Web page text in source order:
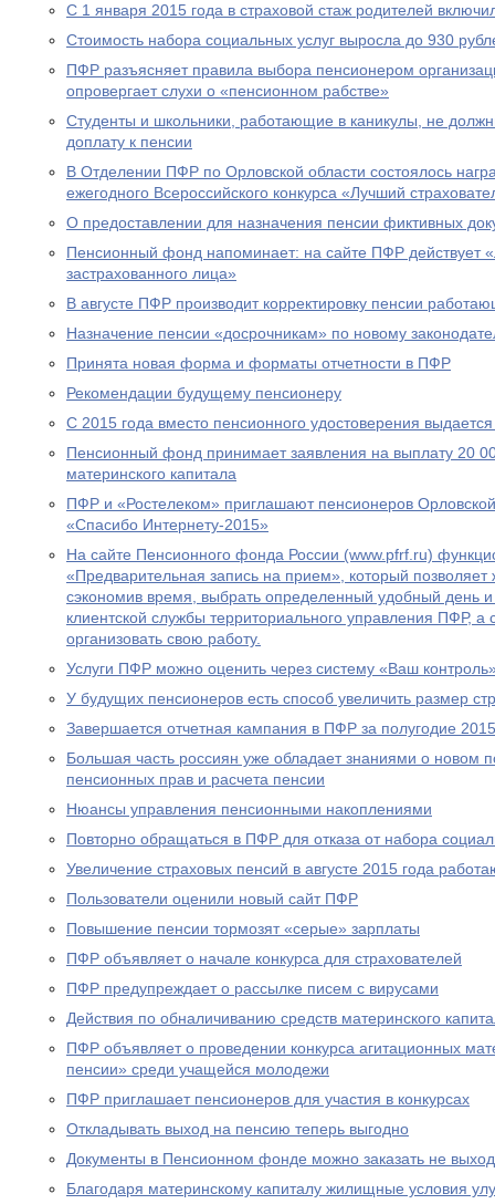
С 1 января 2015 года в страховой стаж родителей
Стоимость набора социальных услуг выросла до 930
ПФР разъясняет правила выбора пенсионером
опровергает слухи о «пенсионном рабстве»
Студенты и школьники, работающие в каникулы, не
доплату к пенсии
В Отделении ПФР по Орловской области состоялось
ежегодного Всероссийского конкурса «Лучший
О предоставлении для назначения пенсии фиктивных
Пенсионный фонд напоминает: на сайте ПФР действует
застрахованного лица»
В августе ПФР производит корректировку пенсии
Назначение пенсии «досрочникам» по новому
Принята новая форма и форматы отчетности в ПФР
Рекомендации будущему пенсионеру
С 2015 года вместо пенсионного удостоверения выдается
Пенсионный фонд принимает заявления на выплату 20
материнского капитала
ПФР и «Ростелеком» приглашают пенсионеров Орловской
«Спасибо Интернету-2015»
На сайте Пенсионного фонда России (www.pfrf.ru)
«Предварительная запись на прием», который
сэкономив время, выбрать определенный удобный день
клиентской службы территориального управления ПФР,
организовать свою работу.
Услуги ПФР можно оценить через систему «Ваш
У будущих пенсионеров есть способ увеличить размер
Завершается отчетная кампания в ПФР за полугодие
Большая часть россиян уже обладает знаниями о новом
пенсионных прав и расчета пенсии
Нюансы управления пенсионными накоплениями
Повторно обращаться в ПФР для отказа от набора
Увеличение страховых пенсий в августе 2015 года
Пользователи оценили новый сайт ПФР
Повышение пенсии тормозят «серые» зарплаты
ПФР объявляет о начале конкурса для страхователей
ПФР предупреждает о рассылке писем с вирусами
Действия по обналичиванию средств материнского
ПФР объявляет о проведении конкурса агитационных
пенсии» среди учащейся молодежи
ПФР приглашает пенсионеров для участия в конкурсах
Откладывать выход на пенсию теперь выгодно
Документы в Пенсионном фонде можно заказать не
Благодаря материнскому капиталу жилищные условия